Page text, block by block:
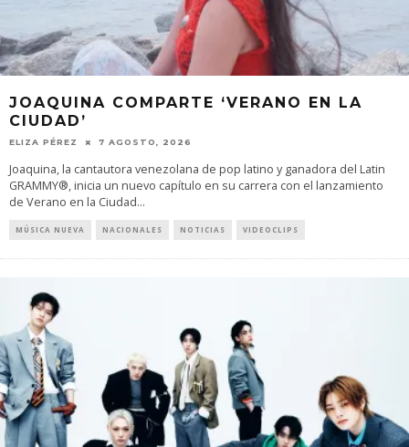
JOAQUINA COMPARTE ‘VERANO EN LA
CIUDAD’
ELIZA PÉREZ 7 AGOSTO, 2026
Joaquina, la cantautora venezolana de pop latino y ganadora del Latin
GRAMMY®, inicia un nuevo capítulo en su carrera con el lanzamiento
de Verano en la Ciudad...
MÚSICA NUEVA NACIONALES NOTICIAS VIDEOCLIPS